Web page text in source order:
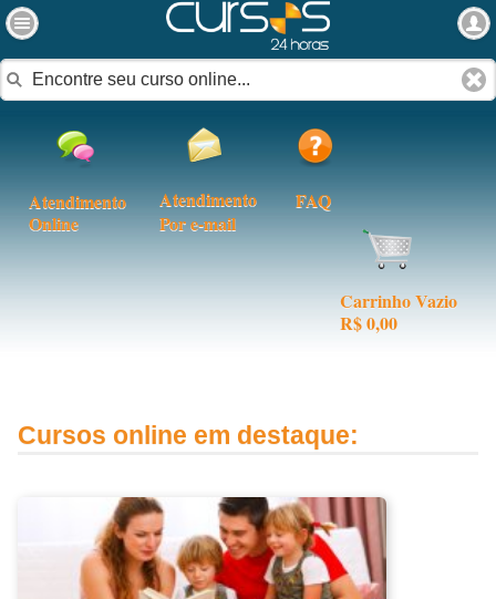
Atendimento
Online
Atendimento
Por e-mail
FAQ
Carrinho Vazio
R$ 0,00
Cursos online em destaque: